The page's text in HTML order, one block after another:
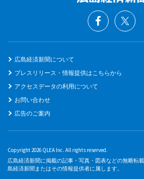
広島経済新聞について
プレスリリース・情報提供はこちらから
アクセスデータの利用について
お問い合わせ
広告のご案内
Copyright 2026 QLEA Inc. All rights reserved.
広島経済新聞に掲載の記事・写真・図表などの無断転
島経済新聞またはその情報提供者に属します。